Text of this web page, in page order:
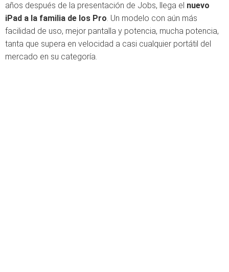
años después de la presentación de Jobs, llega el nuevo
iPad a la familia de los Pro. Un modelo con aún más
facilidad de uso, mejor pantalla y potencia, mucha potencia,
tanta que supera en velocidad a casi cualquier portátil del
mercado en su categoría.